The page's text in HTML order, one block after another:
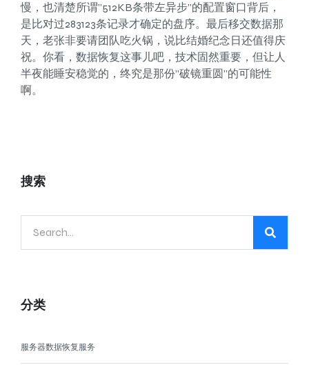
慢，也清楚所谓”512KB条带左异步”的配置窗口背后，
是比对过283123条记录才确定的盘序。最后移交数据那
天，老张非要请团队吃火锅，说比结婚纪念日还值得庆
祝。你看，数据恢复这事儿吧，技术固然重要，但让人
半夜能睡安稳觉的，终究是那份”破镜重圆”的可能性
啊。
搜索
分类
服务器数据恢复服务